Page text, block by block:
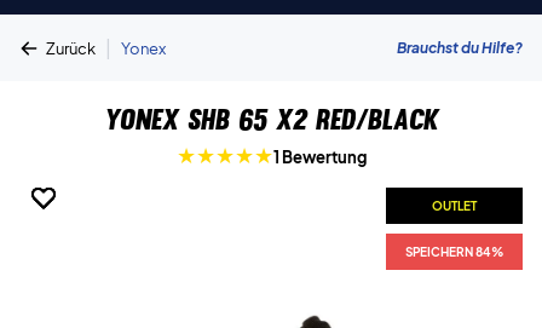
Zurück | Yonex Brauchst du Hilfe?
Yonex SHB 65 X2 Red/Black
1 Bewertung
OUTLET
SPEICHERN 84%
OUTLET
SPEICHERN 84%
OUTLET
SPEICHERN 84%
OUTLET
SPEICHERN 84%
OUTLET
SPEICHERN 84%